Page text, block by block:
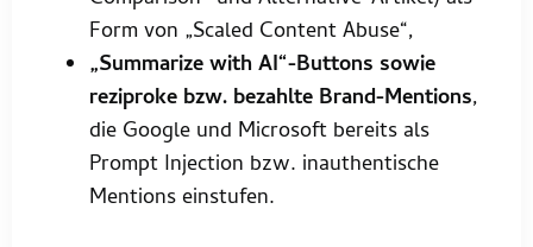
Form von „Scaled Content Abuse“,
„Summarize with AI“-Buttons sowie
reziproke bzw. bezahlte Brand-Mentions,
die Google und Microsoft bereits als
Prompt Injection bzw. inauthentische
Mentions einstufen.